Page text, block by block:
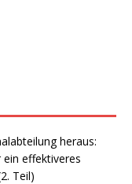
heraus:
effektiveres
Teil)